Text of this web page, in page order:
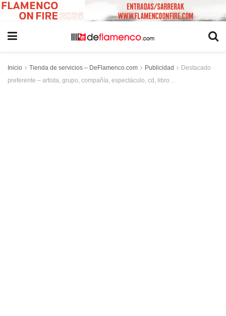
Inicio Tienda de servicios – DeFlamenco.com Publicidad
Destacado
preferente – artista, grupo, compañía, espectáculo, cd, libro…